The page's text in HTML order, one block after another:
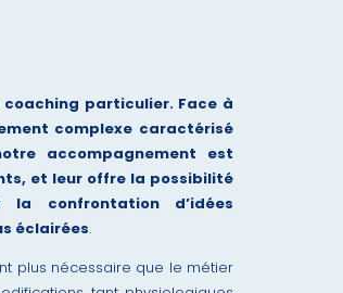
particulier. Face à
complexe caractérisé
accompagnement est
et leur offre la possibilité
confrontation d’idées
éclairées.
plus nécessaire que le métier